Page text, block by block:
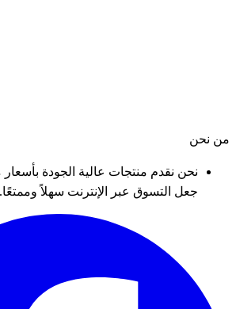
من نحن
نحن نقدم منتجات عالية الجودة
جعل التسوق عبر الإنترنت سهلاً وممتعًا.